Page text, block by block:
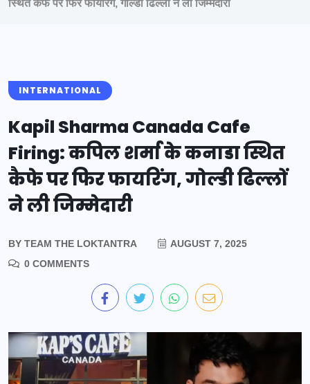
स्थित कैफे पर फिर फायरिंग, गोल्डी ढिल्लों ने ली जिम्मेदारी
INTERNATIONAL
Kapil Sharma Canada Cafe
Firing: कपिल शर्मा के कनाडा स्थित
कैफे पर फिर फायरिंग, गोल्डी ढिल्लों
ने ली जिम्मेदारी
BY TEAM THE LOKTANTRA
AUGUST 7, 2025
0 COMMENTS